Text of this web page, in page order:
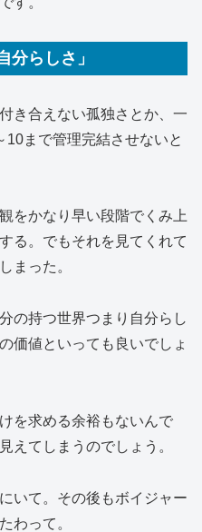
分らしさ」
き合えない孤独さとか、一
10まで管理完結させないと
をかなり早い段階でくみ上
る。でもそれを見てくれて
まった。
の持つ世界つまり自分らし
価値といっても良いでしょ
を求める余裕もないんで
えてしまうのでしょう。
いて。その後もボイジャー
わって。